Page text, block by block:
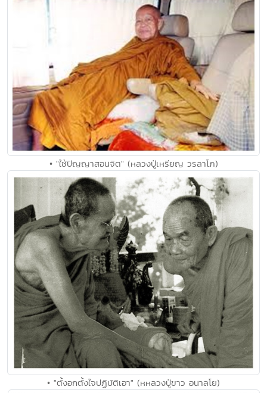
• "ใช้ปัญญาสอนจิต" (หลวงปู่เหรียญ วรลาโภ)
• "ตั้งอกตั้งใจปฏิบัติเอา" (หหลวงปู่ขาว อนาลโย)